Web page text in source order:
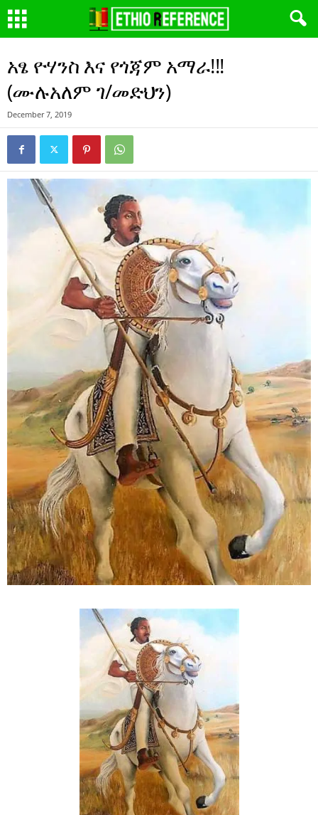
አፄ ዮሃንስ እና የጎጃም አማራ!!!
(ሙሉአለም ገ/መድህን)
December 7, 2019